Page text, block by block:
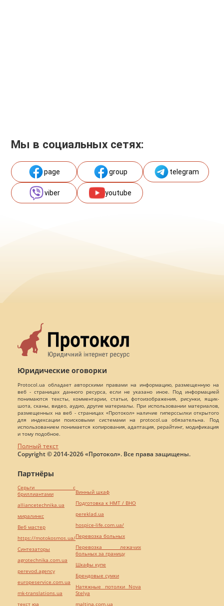
Мы в социальных сетях:
page group telegram
viber youtube
Юридические оговорки
Protocol.ua обладает авторскими правами на информацию, размещенную на
веб - страницах данного ресурса, если не указано иное. Под информацией
понимаются тексты, комментарии, статьи, фотоизображения, рисунки, ящик-
шота, сканы, видео, аудио, другие материалы. При использовании материалов,
размещенных на веб - страницах «Протокол» наличие гиперссылки открытого
для индексации поисковыми системами на protocol.ua обязательна. Под
использованием понимается копирования, адаптация, рерайтинг, модификация
и тому подобное.
Полный текст
Copyright © 2014-2026 «Протокол». Все права защищены.
Партнёры
Серьги с
бриллиантами
alliancetechnika.ua
миралинкс
Веб мастер
https://motokosmos.ua/
Синтезаторы
agrotechnika.com.ua
perevod.agency
europeservice.com.ua
mk-translations.ua
текст юа
Винный шкаф
Подготовка к НМТ / ВНО
pereklad.ua
hospice-life.com.ua/
Перевозка больных
Перевозка лежачих
больных за границу
Шкафы купе
Брендовые сумки
Натяжные потолки Nova
Stelya
maltina.com.ua